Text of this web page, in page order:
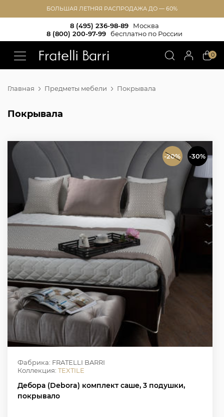
БОЛЬШАЯ ЛЕТНЯЯ РАСПРОДАЖА ДО — 60%
8 (495) 236-98-89
Москва
8 (800) 200-97-99
бесплатно по России
0
Главная Предметы мебели Покрывала
Покрывала
-20% -30%
Фабрика: FRATELLI BARRI
Коллекция: TEXTILE
Дебора (Debora) комплект саше, 3 подушки,
покрывало